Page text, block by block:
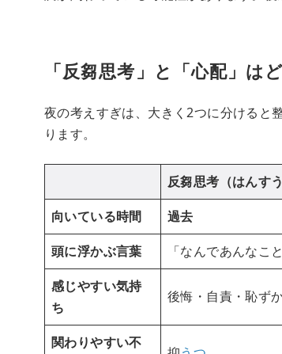
「反芻思考」と「心配」は
夜の考えすぎは、大きく2つに分けると
ります。
反芻思考（はんすう
向いている時間
過去
頭に浮かぶ言葉
「なんであんなこ
感じやすい気持
ち
後悔・自責・恥ず
関わりやすい不